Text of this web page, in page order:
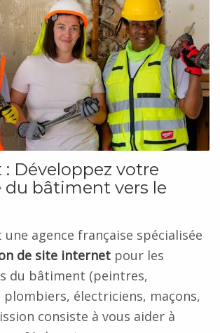
Développez votre
du bâtiment vers le
agence française spécialisée
de site internet pour les
du bâtiment (peintres,
plombiers, électriciens, maçons,
consiste à vous aider à